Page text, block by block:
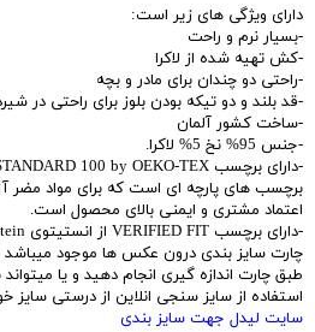
دارای ویژگی های زیر است:
-بسیار نرم و راحت
-کش تهیه شده از لاکرا
-راحتی دو چندان برای مادر و بچه
-قد بلند و دو تیکه بودن بلوز برای راحتی در
-ساخت کشور آلمان
-جنس 95% نخ 5% لاکرا.
برچسب های پارچه ای است که برای مواد
اعتماد مشتری و ایمنی بالای محصول است.
-دارای برچسب VERIFIED FIT از انستیتوی hohenstein
چارت سایز بندی درون عکس ها موجود میباشد
طبق چارت اندازه گیری انجام دهید و یا
استفاده از سایز سنجی انلاین از درستی سایز
سایت لیدل جهت سایز بندی